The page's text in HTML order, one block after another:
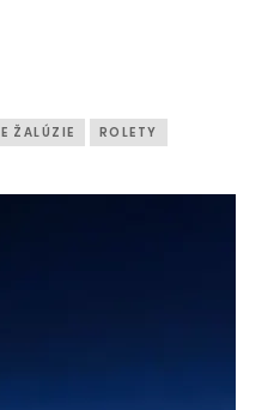
ŽALÚZIE ROLETY